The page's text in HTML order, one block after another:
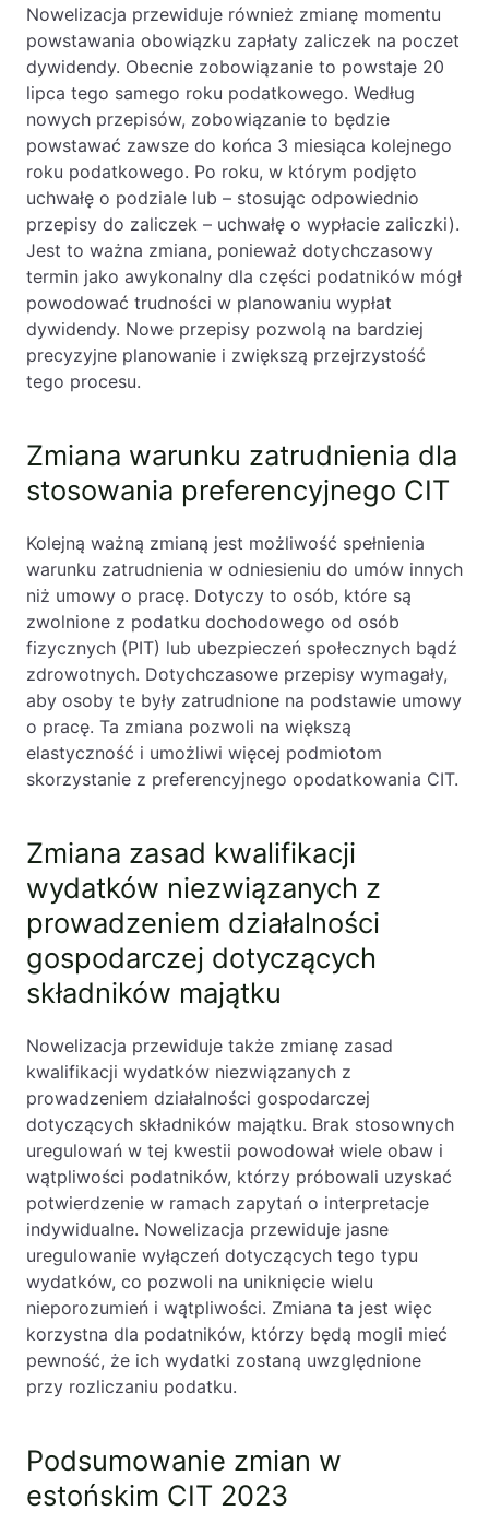
Nowelizacja przewiduje również zmianę momentu
powstawania obowiązku zapłaty zaliczek na poczet
dywidendy. Obecnie zobowiązanie to powstaje 20
lipca tego samego roku podatkowego. Według
nowych przepisów, zobowiązanie to będzie
powstawać zawsze do końca 3 miesiąca kolejnego
roku podatkowego. Po roku, w którym podjęto
uchwałę o podziale lub – stosując odpowiednio
przepisy do zaliczek – uchwałę o wypłacie zaliczki).
Jest to ważna zmiana, ponieważ dotychczasowy
termin jako awykonalny dla części podatników mógł
powodować trudności w planowaniu wypłat
dywidendy. Nowe przepisy pozwolą na bardziej
precyzyjne planowanie i zwiększą przejrzystość
tego procesu.
Zmiana warunku zatrudnienia dla
stosowania preferencyjnego CIT
Kolejną ważną zmianą jest możliwość spełnienia
warunku zatrudnienia w odniesieniu do umów innych
niż umowy o pracę. Dotyczy to osób, które są
zwolnione z podatku dochodowego od osób
fizycznych (PIT) lub ubezpieczeń społecznych bądź
zdrowotnych. Dotychczasowe przepisy wymagały,
aby osoby te były zatrudnione na podstawie umowy
o pracę. Ta zmiana pozwoli na większą
elastyczność i umożliwi więcej podmiotom
skorzystanie z preferencyjnego opodatkowania CIT.
Zmiana zasad kwalifikacji
wydatków niezwiązanych z
prowadzeniem działalności
gospodarczej dotyczących
składników majątku
Nowelizacja przewiduje także zmianę zasad
kwalifikacji wydatków niezwiązanych z
prowadzeniem działalności gospodarczej
dotyczących składników majątku. Brak stosownych
uregulowań w tej kwestii powodował wiele obaw i
wątpliwości podatników, którzy próbowali uzyskać
potwierdzenie w ramach zapytań o interpretacje
indywidualne. Nowelizacja przewiduje jasne
uregulowanie wyłączeń dotyczących tego typu
wydatków, co pozwoli na uniknięcie wielu
nieporozumień i wątpliwości. Zmiana ta jest więc
korzystna dla podatników, którzy będą mogli mieć
pewność, że ich wydatki zostaną uwzględnione
przy rozliczaniu podatku.
Podsumowanie zmian w
estońskim CIT 2023